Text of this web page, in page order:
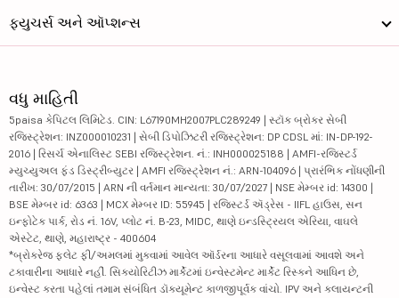
ફ્યુચર્સ અને ઑપ્શન્સ
વધુ માહિતી
5paisa કેપિટલ લિમિટેડ. CIN: L67190MH2007PLC289249 | સ્ટૉક બ્રોકર સેબી
રજિસ્ટ્રેશન: INZ000010231 | સેબી ડિપોઝિટરી રજિસ્ટ્રેશન: DP CDSL માં: IN-DP-192-
2016 | રિસર્ચ એનાલિસ્ટ SEBI રજિસ્ટ્રેશન. નં.: INH000025188 | AMFI-રજિસ્ટર્ડ
મ્યુચ્યુઅલ ફંડ ડિસ્ટ્રીબ્યુટર | AMFI રજિસ્ટ્રેશન નં.: ARN-104096 | પ્રારંભિક નોંધણીની
તારીખ: 30/07/2015 | ARN ની વર્તમાન માન્યતા: 30/07/2027 | NSE મેમ્બર id: 14300 |
BSE મેમ્બર id: 6363 | MCX મેમ્બર ID: 55945 | રજિસ્ટર્ડ ઍડ્રેસ - IIFL હાઉસ, સન
ઇન્ફોટેક પાર્ક, રોડ નં. 16V, પ્લોટ નં. B-23, MIDC, થાણે ઇન્ડસ્ટ્રિયલ એરિયા, વાઘલે
એસ્ટેટ, થાણે, મહારાષ્ટ્ર - 400604
*બ્રોકરેજ ફ્લેટ ફી/અમલમાં મુકવામાં આવેલ ઑર્ડરના આધારે વસૂલવામાં આવશે અને
ટકાવારીના આધારે નહીં. સિક્યોરિટીઝ માર્કેટમાં ઇન્વેસ્ટમેન્ટ માર્કેટ રિસ્કને આધિન છે,
ઇન્વેસ્ટ કરતા પહેલાં તમામ સંબંધિત ડૉક્યૂમેન્ટ કાળજીપૂર્વક વાંચો. IPV અને ક્લાયન્ટની